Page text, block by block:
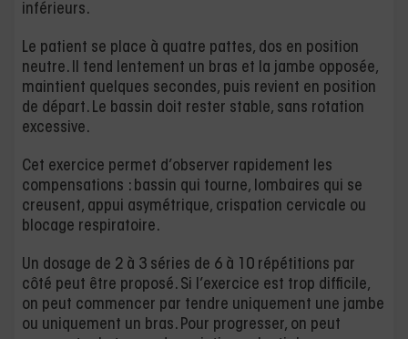
inférieurs.
Le patient se place à quatre pattes, dos en position
neutre. Il tend lentement un bras et la jambe opposée,
maintient quelques secondes, puis revient en position
de départ. Le bassin doit rester stable, sans rotation
excessive.
Cet exercice permet d’observer rapidement les
compensations : bassin qui tourne, lombaires qui se
creusent, appui asymétrique, crispation cervicale ou
blocage respiratoire.
Un dosage de 2 à 3 séries de 6 à 10 répétitions par
côté peut être proposé. Si l’exercice est trop difficile,
on peut commencer par tendre uniquement une jambe
ou uniquement un bras. Pour progresser, on peut